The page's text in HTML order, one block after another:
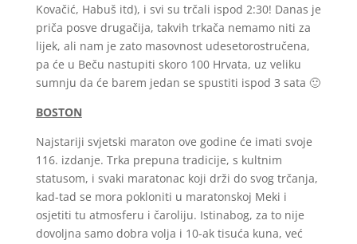
Kovačić, Habuš itd), i svi su trčali ispod 2:30! Danas je
priča posve drugačija, takvih trkača nemamo niti za
lijek, ali nam je zato masovnost udesetorostručena,
pa će u Beču nastupiti skoro 100 Hrvata, uz veliku
sumnju da će barem jedan se spustiti ispod 3 sata 🙂
BOSTON
Najstariji svjetski maraton ove godine će imati svoje
116. izdanje. Trka prepuna tradicije, s kultnim
statusom, i svaki maratonac koji drži do svog trčanja,
kad-tad se mora pokloniti u maratonskoj Meki i
osjetiti tu atmosferu i čaroliju. Istinabog, za to nije
dovoljna samo dobra volja i 10-ak tisuća kuna, već